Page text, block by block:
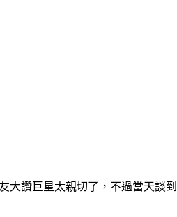
讚巨星太親切了，不過當天談